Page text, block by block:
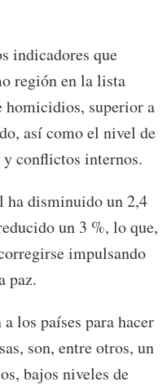
indicadores que
región en la lista
homicidios, superior a
así como el nivel de
conflictos internos.
ha disminuido un 2,4
un 3 %, lo que,
impulsando
paz.
los países para hacer
son, entre otros, un
bajos niveles de